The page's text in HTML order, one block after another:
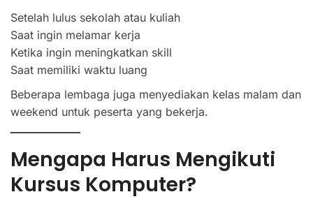
Setelah lulus sekolah atau kuliah
Saat ingin melamar kerja
Ketika ingin meningkatkan skill
Saat memiliki waktu luang
Beberapa lembaga juga menyediakan kelas malam dan
weekend untuk peserta yang bekerja.
Mengapa Harus Mengikuti
Kursus Komputer?